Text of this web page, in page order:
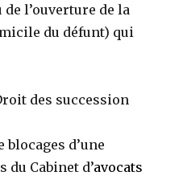
l’ouverture de la
du défunt) qui
des succession
blocages d’une
du Cabinet d’avocats